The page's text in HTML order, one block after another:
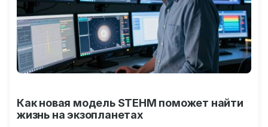
Как новая модель STEHM поможет найти
жизнь на экзопланетах